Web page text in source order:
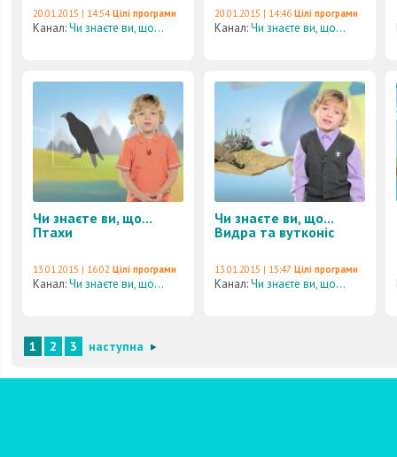
20.01.2015 | 14:54 Цілі програми
Канал:Чи знаєте ви, що...
20.01.2015 | 14:46 Цілі програми
Канал:Чи знаєте ви, що...
Чи знаєте ви, що...
Птахи
13.01.2015 | 16:02 Цілі програми
Канал:Чи знаєте ви, що...
Чи знаєте ви, що...
Видра та вутконіс
13.01.2015 | 15:47 Цілі програми
Канал:Чи знаєте ви, що...
1 2 3 наступна